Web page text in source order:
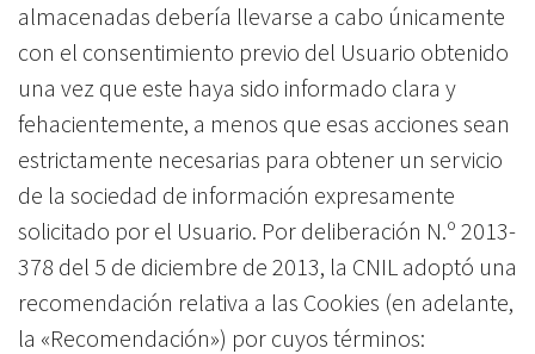
almacenadas debería llevarse a cabo únicamente
con el consentimiento previo del Usuario obtenido
una vez que este haya sido informado clara y
fehacientemente, a menos que esas acciones sean
estrictamente necesarias para obtener un servicio
de la sociedad de información expresamente
solicitado por el Usuario. Por deliberación N.º 2013-
378 del 5 de diciembre de 2013, la CNIL adoptó una
recomendación relativa a las Cookies (en adelante,
la «Recomendación») por cuyos términos: